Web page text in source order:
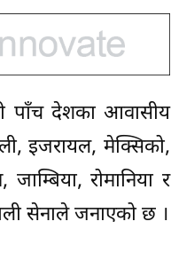
पाँच देशका आवासीय
इजरायल, मेक्सिको,
रोमानिया र
सेनाले जनाएको छ ।